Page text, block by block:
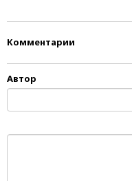
Комментарии
Автор